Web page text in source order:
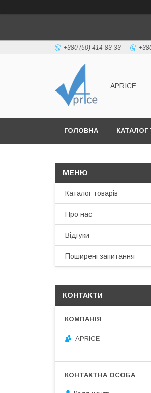
+380 (50) 414-83-33
APRICE
ГОЛОВНА КАТАЛОГ
Каталог товарів
Про нас
Відгуки
Поширені запитання
КОНТАКТИ
APRICE